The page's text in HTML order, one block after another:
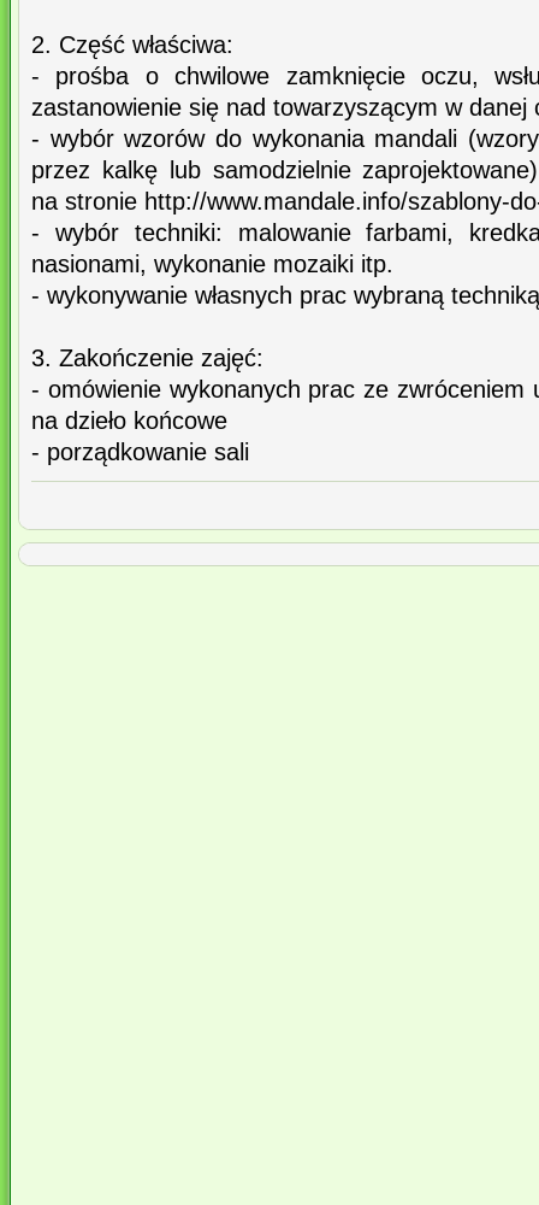
2. Część właściwa:
- prośba o chwilowe zamknięcie oczu,
zastanowienie się nad towarzyszącym w danej
- wybór wzorów do wykonania mandali
przez kalkę lub samodzielnie
na stronie http://www.mandale.info/szablony-
- wybór techniki: malowanie farbami,
nasionami, wykonanie mozaiki itp.
- wykonywanie własnych prac wybraną
3. Zakończenie zajęć:
- omówienie wykonanych prac ze zwróceniem
na dzieło końcowe
- porządkowanie sali